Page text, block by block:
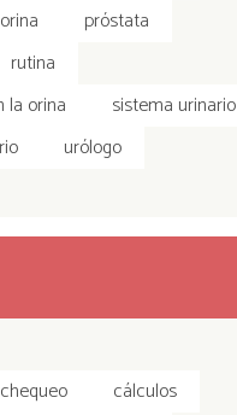
orina
próstata
rutina
la orina
sistema urinario
urólogo
chequeo
cálculos